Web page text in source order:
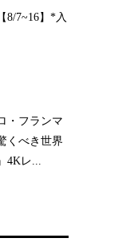
8/7~16】*入
・フランマ
くべき世界
4Kレ...